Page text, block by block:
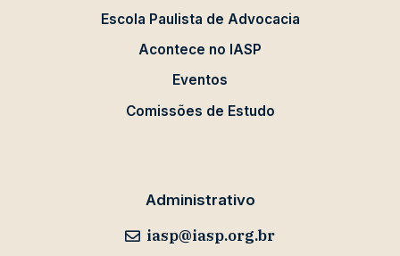
Escola Paulista de Advocacia
Acontece no IASP
Eventos
Comissões de Estudo
Administrativo
iasp@iasp.org.br